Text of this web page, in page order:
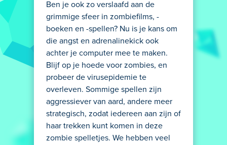
Ben je ook zo verslaafd aan de
grimmige sfeer in zombiefilms, -
boeken en -spellen? Nu is je kans om
die angst en adrenalinekick ook
achter je computer mee te maken.
Blijf op je hoede voor zombies, en
probeer de virusepidemie te
overleven. Sommige spellen zijn
aggressiever van aard, andere meer
strategisch, zodat iedereen aan zijn of
haar trekken kunt komen in deze
zombie spelletjes. We hebben veel